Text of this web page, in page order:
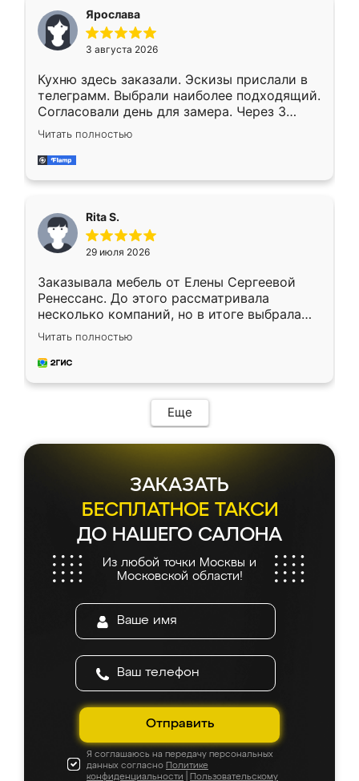
Ярослава
3 августа 2026
Кухню здесь заказали. Эскизы прислали в
телеграмм. Выбрали наиболее подходящий.
Согласовали день для замера. Через 3
недели кухня была уже готова. Остались
довольны работой. Спасибо Ренессанс
мебель за качественную работу!
Читать полностью
Rita S.
29 июля 2026
Заказывала мебель от Елены Сергеевой
Ренессанс. До этого рассматривала
несколько компаний, но в итоге выбрала
эту. Сначала обговорили условия, потом
приехал замерщик, всё спокойно объяснил
и снял размеры. Изготовили в срок, с
мебель сразу встала на свое место без
каких-либо доработок. Качеством осталась
довольна, все выглядит так, как и ожидала.
Читать полностью
Еще
ЗАКАЗАТЬ
БЕСПЛАТНОЕ ТАКСИ
ДО НАШЕГО САЛОНА
Из любой точки Москвы и
Московской области!
Отправить
Я соглашаюсь на передачу персональных
данных согласно Политике
конфиденциальности
Пользовательскому